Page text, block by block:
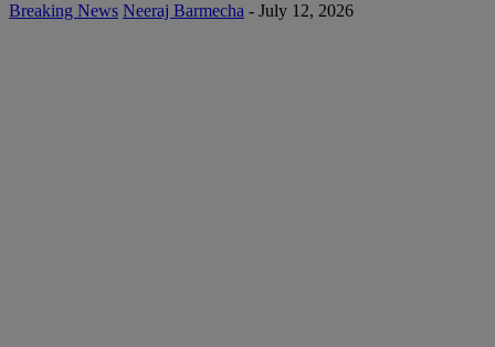
Breaking News Neeraj Barmecha - July 12, 2026